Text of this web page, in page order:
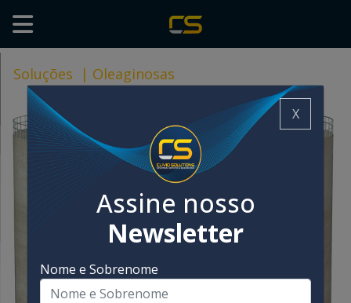
Soluções | Oleaginosas
X
Assine nosso
Newsletter
Nome e Sobrenome